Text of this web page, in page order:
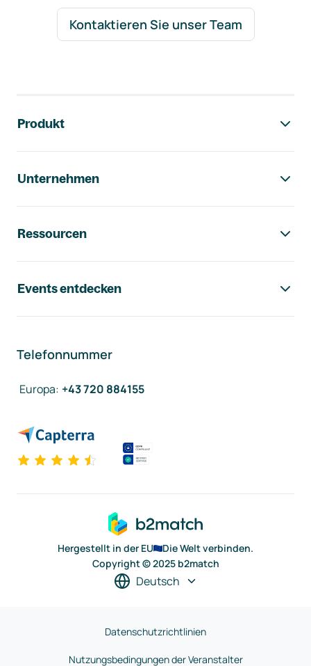
Kontaktieren Sie unser Team
Produkt
Unternehmen
Ressourcen
Events entdecken
Telefonnummer
Europa: +43 720 884155
Hergestellt in der EU
Die Welt verbinden.
Copyright © 2025 b2match
Deutsch
Datenschutzrichtlinien
Nutzungsbedingungen der Veranstalter